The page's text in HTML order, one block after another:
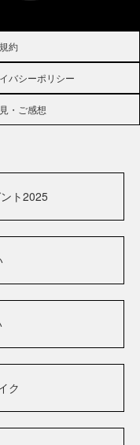
約
バシーポリシー
・ご感想
ト2025
ク